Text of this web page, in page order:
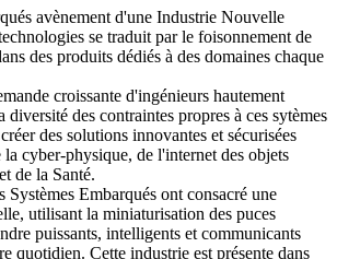
avènement d'une Industrie Nouvelle
se traduit par le foisonnement de
des produits dédiés à des domaines chaque
croissante d'ingénieurs hautement
des contraintes propres à ces sytèmes
des solutions innovantes et sécurisées
la cyber-physique, de l'internet des objets
de la Santé.
Systèmes Embarqués ont consacré une
utilisant la miniaturisation des puces
puissants, intelligents et communicants
quotidien. Cette industrie est présente dans